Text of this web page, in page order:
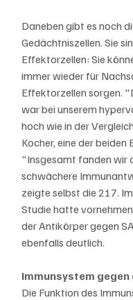
Daneben gibt es noch
Gedächtniszellen. Sie
Effektorzellen: Sie
immer wieder für
Effektorzellen sorgen.
war bei unserem
hoch wie in der
Kocher, eine der
"Insgesamt fanden wir
schwächere
zeigte selbst die 217.
Studie hatte
der Antikörper gegen
ebenfalls deutlich.
Immunsystem
Die Funktion des